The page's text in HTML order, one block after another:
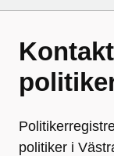
politiker i